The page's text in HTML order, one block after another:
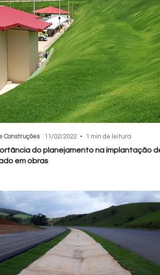
Construções 11/02/2022 1 min de leitura
do planejamento na implantação
em obras